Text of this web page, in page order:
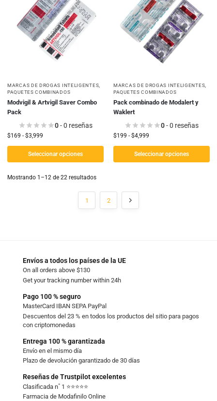
MARCAS DE DROGAS INTELIGENTES
PAQUETES COMBINADOS
Modvigil & Artvigil Saver Combo
Pack
0- 0 reseñas
$169 - $3,999
Seleccionar opciones
MARCAS DE DROGAS INTELIGENTES
PAQUETES COMBINADOS
Pack combinado de Modalert y
Waklert
0- 0 reseñas
$199 - $4,999
Seleccionar opciones
Mostrando 1–12 de 22 resultados
1 2
Envíos a todos los países de la UE
On all orders above $130
Get your tracking number within 24h
Pago 100 % seguro
MasterCard IBAN SEPA PayPal
Descuentos del 23 % en todos los productos del sitio para pagos
con criptomonedas
Entrega 100 % garantizada
Envío en el mismo día
Plazo de devolución garantizado de 30 días
Reseñas de Trustpilot excelentes
Clasificada n˚ 1 ⭐⭐⭐⭐⭐
Farmacia de Modafinilo Online